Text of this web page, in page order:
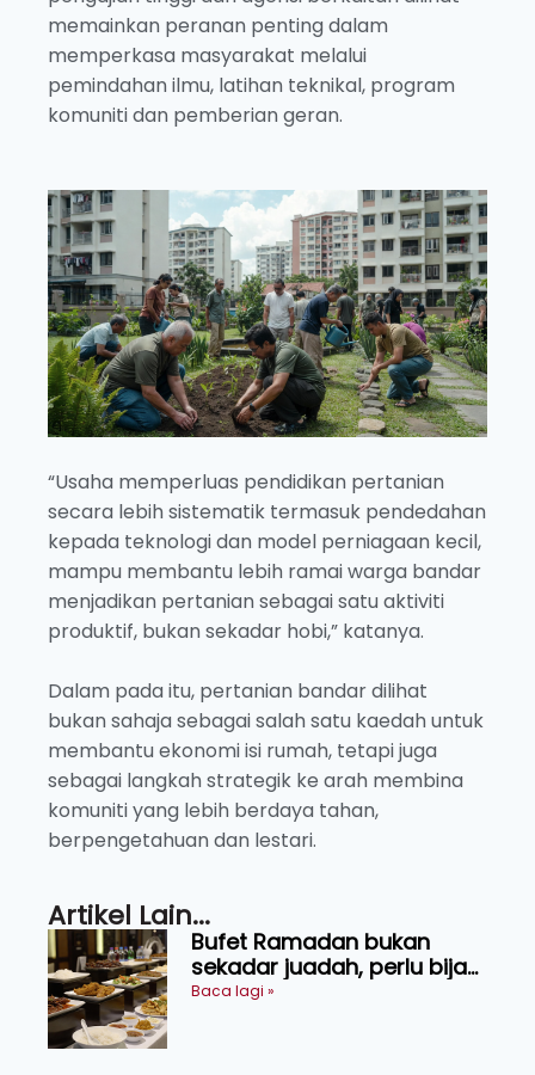
memainkan peranan penting dalam
memperkasa masyarakat melalui
pemindahan ilmu, latihan teknikal, program
komuniti dan pemberian geran.
“Usaha memperluas pendidikan pertanian
secara lebih sistematik termasuk pendedahan
kepada teknologi dan model perniagaan kecil,
mampu membantu lebih ramai warga bandar
menjadikan pertanian sebagai satu aktiviti
produktif, bukan sekadar hobi,” katanya.
Dalam pada itu, pertanian bandar dilihat
bukan sahaja sebagai salah satu kaedah untuk
membantu ekonomi isi rumah, tetapi juga
sebagai langkah strategik ke arah membina
komuniti yang lebih berdaya tahan,
berpengetahuan dan lestari.
Artikel Lain...
Bufet Ramadan bukan
sekadar juadah, perlu bijak
memilih dan selamat
Baca lagi »